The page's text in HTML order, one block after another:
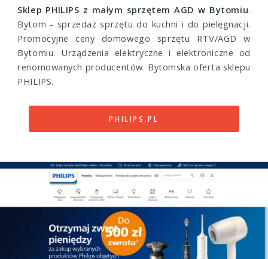
Sklep PHILIPS z małym sprzętem AGD w Bytomiu.
Bytom - sprzedaż sprzętu do kuchni i do pielęgnacji.
Promocyjne ceny domowego sprzętu RTV/AGD w
Bytomiu. Urządzenia elektryczne i elektroniczne od
renomowanych producentów. Bytomska oferta sklepu
PHILIPS.
PHILIPS.PL